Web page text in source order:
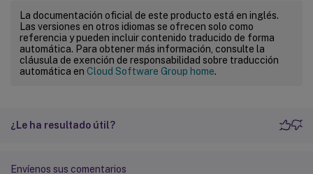
La documentación oficial de este producto está en inglés.
Las versiones en otros idiomas se ofrecen solo como
referencia y pueden incluir contenido traducido de forma
automática. Para obtener más información, consulte la
cláusula de exención de responsabilidad sobre traducción
automática en Cloud Software Group home.
¿Le ha resultado útil?
Envíenos sus comentarios